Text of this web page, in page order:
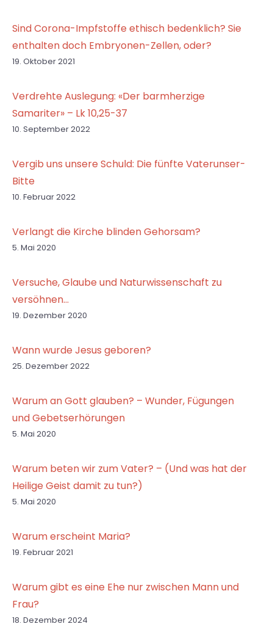
Sind Corona-Impfstoffe ethisch bedenklich? Sie
enthalten doch Embryonen-Zellen, oder?
19. Oktober 2021
Verdrehte Auslegung: «Der barmherzige
Samariter» – Lk 10,25-37
10. September 2022
Vergib uns unsere Schuld: Die fünfte Vaterunser-
Bitte
10. Februar 2022
Verlangt die Kirche blinden Gehorsam?
5. Mai 2020
Versuche, Glaube und Naturwissenschaft zu
versöhnen…
19. Dezember 2020
Wann wurde Jesus geboren?
25. Dezember 2022
Warum an Gott glauben? – Wunder, Fügungen
und Gebetserhörungen
5. Mai 2020
Warum beten wir zum Vater? – (Und was hat der
Heilige Geist damit zu tun?)
5. Mai 2020
Warum erscheint Maria?
19. Februar 2021
Warum gibt es eine Ehe nur zwischen Mann und
Frau?
18. Dezember 2024